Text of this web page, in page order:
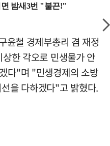
윤철 경제부총리 겸 재정
한 각오로 민생물가 안
다"며 "민생경제의 소방
을 다하겠다"고 밝혔다.